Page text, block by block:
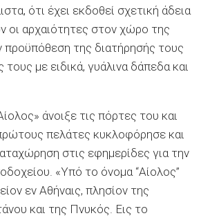
ότι έχει εκδοθεί σχετική άδεια
oι αρχαιότητες στον χώρο της
προϋπόθεση της διατήρησής τους
τους με ειδικά, γυάλινα δάπεδα και
άνοιξε τις πόρτες του και
πελάτες κυκλοφόρησε και
στις εφημερίδες για την
«Υπό το όνομα “Αίολος”
εν Αθήναις, πλησίον της
και της Πνυκός. Εις το